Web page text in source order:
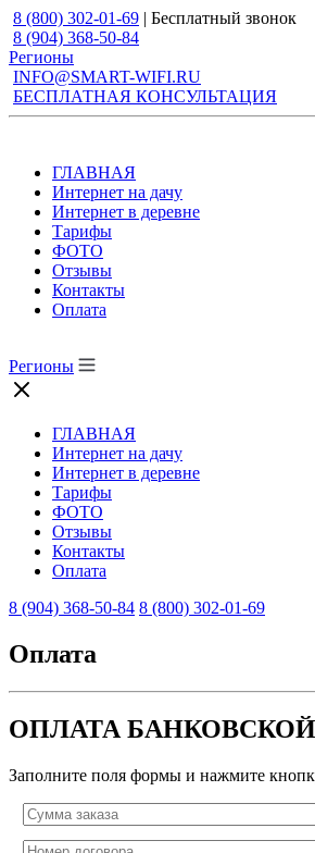
8 (800) 302-01-69 | Бесплатный звонок
8 (904) 368-50-84
Регионы
INFO@SMART-WIFI.RU
БЕСПЛАТНАЯ КОНСУЛЬТАЦИЯ
ГЛАВНАЯ
Интернет на дачу
Интернет в деревне
Тарифы
ФОТО
Отзывы
Контакты
Оплата
Регионы
ГЛАВНАЯ
Интернет на дачу
Интернет в деревне
Тарифы
ФОТО
Отзывы
Контакты
Оплата
8 (904) 368-50-84 8 (800) 302-01-69
Оплата
ОПЛАТА
Заполните поля формы и нажмите